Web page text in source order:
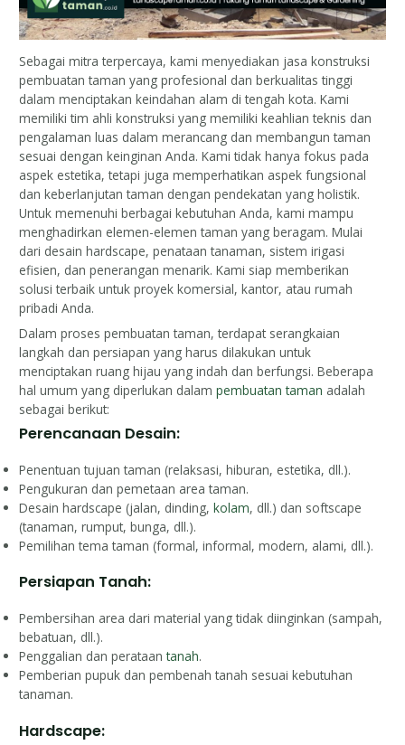
Sebagai mitra terpercaya, kami menyediakan jasa konstruksi
pembuatan taman yang profesional dan berkualitas tinggi
dalam menciptakan keindahan alam di tengah kota. Kami
memiliki tim ahli konstruksi yang memiliki keahlian teknis dan
pengalaman luas dalam merancang dan membangun taman
sesuai dengan keinginan Anda. Kami tidak hanya fokus pada
aspek estetika, tetapi juga memperhatikan aspek fungsional
dan keberlanjutan taman dengan pendekatan yang holistik.
Untuk memenuhi berbagai kebutuhan Anda, kami mampu
menghadirkan elemen-elemen taman yang beragam. Mulai
dari desain hardscape, penataan tanaman, sistem irigasi
efisien, dan penerangan menarik. Kami siap memberikan
solusi terbaik untuk proyek komersial, kantor, atau rumah
pribadi Anda.
Dalam proses pembuatan taman, terdapat serangkaian
langkah dan persiapan yang harus dilakukan untuk
menciptakan ruang hijau yang indah dan berfungsi. Beberapa
hal umum yang diperlukan dalampembuatan taman adalah
sebagai berikut:
Perencanaan Desain:
Penentuan tujuan taman (relaksasi, hiburan, estetika, dll.).
Pengukuran dan pemetaan area taman.
Desain hardscape (jalan, dinding,kolam, dll.) dan softscape
(tanaman, rumput, bunga, dll.).
Pemilihan tema taman (formal, informal, modern, alami, dll.).
Persiapan Tanah:
Pembersihan area dari material yang tidak diinginkan (sampah,
bebatuan, dll.).
Penggalian dan perataantanah.
Pemberian pupuk dan pembenah tanah sesuai kebutuhan
tanaman.
Hardscape: